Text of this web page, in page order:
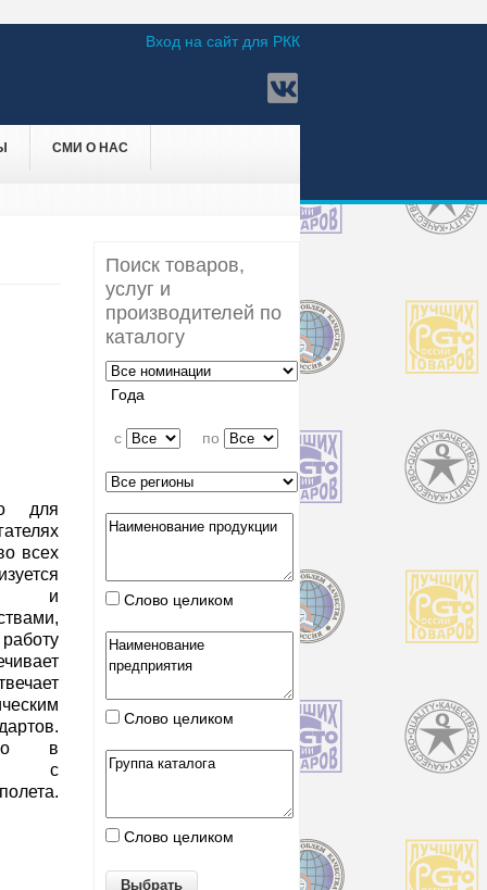
Вход на сайт для РКК
СМИ О НАС
для
всех
и
в
с
Поиск товаров,
услуг и
производителей по
каталогу
Года
c по
Слово целиком
Слово целиком
Слово целиком